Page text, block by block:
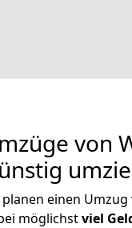
von
planen einen
möglichstviel